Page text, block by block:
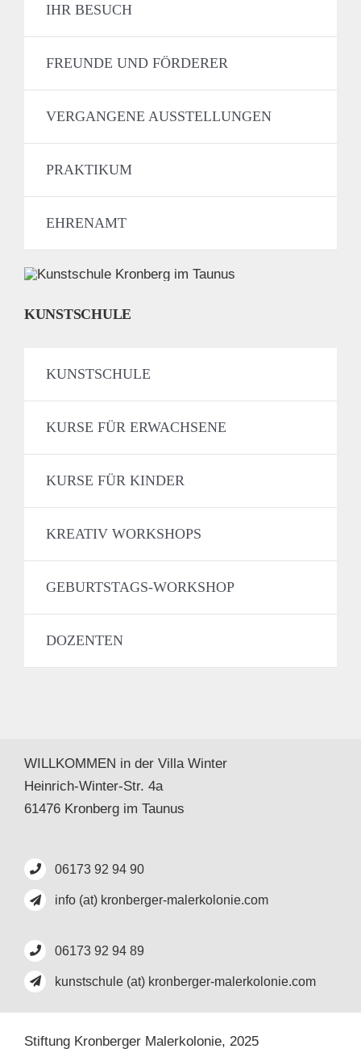
IHR BESUCH
FREUNDE UND FÖRDERER
VERGANGENE AUSSTELLUNGEN
PRAKTIKUM
EHRENAMT
KUNSTSCHULE
KUNSTSCHULE
KURSE FÜR ERWACHSENE
KURSE FÜR KINDER
KREATIV WORKSHOPS
GEBURTSTAGS-WORKSHOP
DOZENTEN
WILLKOMMEN in der Villa Winter
Heinrich-Winter-Str. 4a
61476 Kronberg im Taunus
06173 92 94 90
info (at) kronberger-malerkolonie.com
06173 92 94 89
kunstschule (at) kronberger-malerkolonie.com
Stiftung Kronberger Malerkolonie, 2025